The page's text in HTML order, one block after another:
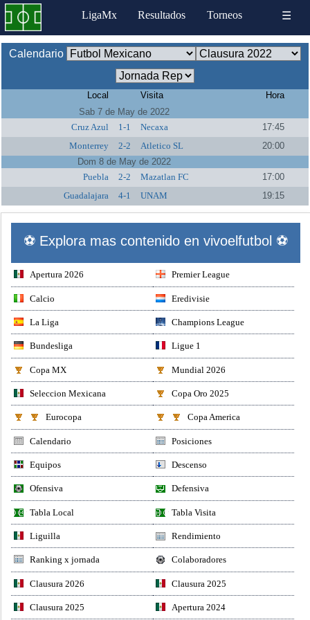
LigaMx Resultados Torneos ☰
Calendario
Local Visita
Hora
Sab 7 de May de 2022
Cruz Azul
1-1 Necaxa
17:45
Monterrey
2-2 Atletico SL
20:00
Dom 8 de May de 2022
Puebla
2-2 Mazatlan FC
17:00
Guadalajara
4-1 UNAM 19:15
⚽ Explora mas contenido en vivoelfutbol ⚽
Apertura 2026 Premier League
Calcio Eredivisie
La Liga Champions League
Bundesliga Ligue 1
Copa MX Mundial 2026
Seleccion Mexicana Copa Oro 2025
Eurocopa Copa America
Calendario Posiciones
Equipos Descenso
Ofensiva Defensiva
Tabla Local Tabla Visita
Liguilla Rendimiento
Ranking x jornada Colaboradores
Clausura 2026 Clausura 2025
Clausura 2025 Apertura 2024